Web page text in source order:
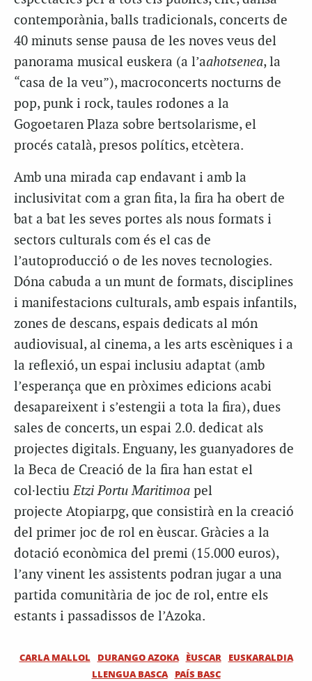
contemporània, balls tradicionals, concerts de
40 minuts sense pausa de les noves veus del
panorama musical euskera (a l’aahotsenea, la
“casa de la veu”), macroconcerts nocturns de
pop, punk i rock, taules rodones a la
Gogoetaren Plaza sobre bertsolarisme, el
procés català, presos polítics, etcètera.
Amb una mirada cap endavant i amb la
inclusivitat com a gran fita, la fira ha obert de
bat a bat les seves portes als nous formats i
sectors culturals com és el cas de
l’autoproducció o de les noves tecnologies.
Dóna cabuda a un munt de formats, disciplines
i manifestacions culturals, amb espais infantils,
zones de descans, espais dedicats al món
audiovisual, al cinema, a les arts escèniques i a
la reflexió, un espai inclusiu adaptat (amb
l’esperança que en pròximes edicions acabi
desapareixent i s’estengii a tota la fira), dues
sales de concerts, un espai 2.0. dedicat als
projectes digitals. Enguany, les guanyadores de
la Beca de Creació de la fira han estat el
col·lectiuEtzi Portu Maritimoa pel
projecte Atopiarpg, que consistirà en la creació
del primer joc de rol en èuscar. Gràcies a la
dotació econòmica del premi (15.000 euros),
l’any vinent les assistents podran jugar a una
partida comunitària de joc de rol, entre els
estants i passadissos de l’Azoka.
CARLA MALLOL DURANGO AZOKA ÈUSCAR
EUSKARALDIA
LLENGUA BASCA
PAÍS BASC